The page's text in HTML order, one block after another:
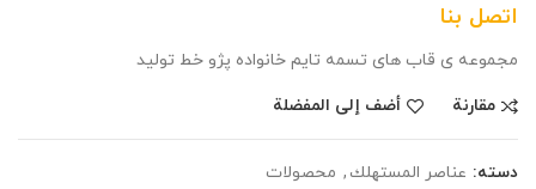
اتصل بنا
مجموعه ی قاب های تسمه تایم خانواده پژو خط تولید
مقارنة
أضف إلى المفضلة
دسته: عناصر المستهلك , محصولات